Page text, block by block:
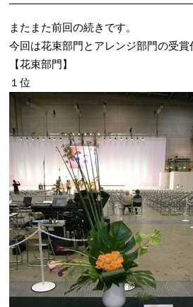
またまた前回の続きです。
今回は花束部門とアレンジ部門の受賞
【花束部門】
１位